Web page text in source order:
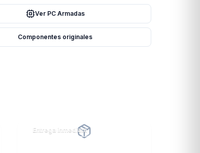
Ver PC Armadas
Componentes originales
Entrega inmediata